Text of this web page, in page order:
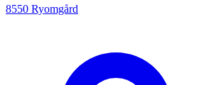
8550 Ryomgård